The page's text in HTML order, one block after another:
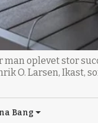
man oplevet stor
O. Larsen, Ikast,
Bang